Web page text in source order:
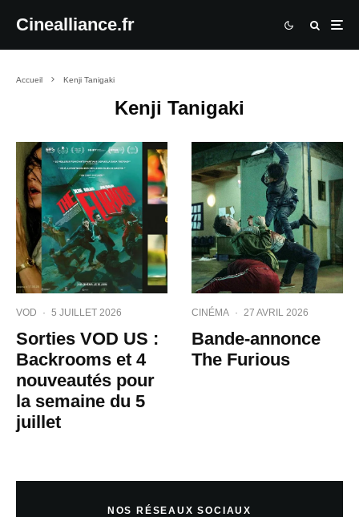
Cinealliance.fr
Accueil Kenji Tanigaki
Kenji Tanigaki
VOD · 5 JUILLET 2026
Sorties VOD US :
Backrooms et 4
nouveautés pour
la semaine du 5
juillet
CINÉMA · 27 AVRIL 2026
Bande-annonce
The Furious
NOS RÉSEAUX SOCIAUX